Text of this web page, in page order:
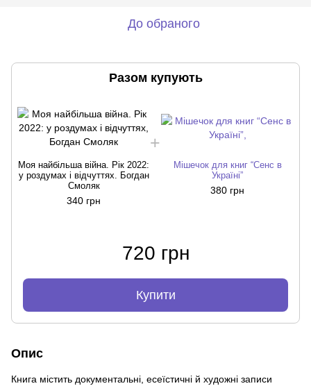
До обраного
Разом купують
Моя найбільша війна. Рік 2022:
у роздумах і відчуттях. Богдан
Смоляк
340 грн
Мішечок для книг “Сенс в
Україні”
380 грн
720 грн
Купити
Опис
Книга містить документальні, есеїстичні й художні записи